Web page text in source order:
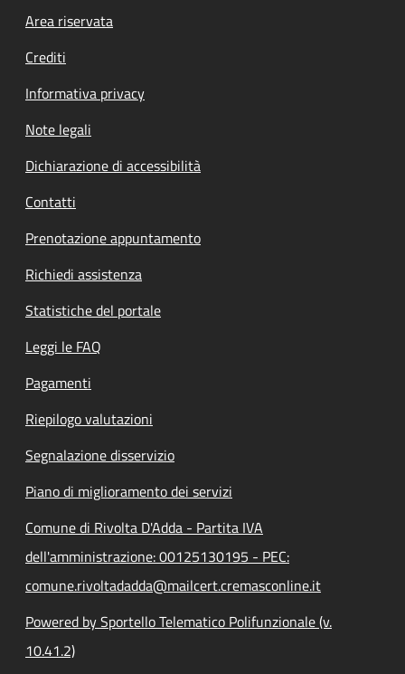
Footer menu
Area riservata
Crediti
Informativa privacy
Note legali
Dichiarazione di accessibilità
Contatti
Prenotazione appuntamento
Richiedi assistenza
Statistiche del portale
Leggi le FAQ
Pagamenti
Riepilogo valutazioni
Segnalazione disservizio
Piano di miglioramento dei servizi
Comune di Rivolta D'Adda - Partita IVA
dell'amministrazione: 00125130195 - PEC:
comune.rivoltadadda@mailcert.cremasconline.it
Powered by Sportello Telematico Polifunzionale (v.
10.41.2)